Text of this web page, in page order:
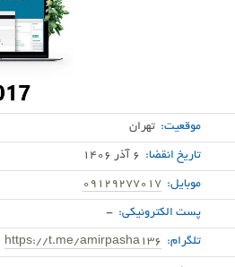
موقعیت: تهران
تاریخ انقضا: 6 آذر 1406
موبایل: 09129277017
پست الکترونیکی: -
تلگرام: https://t.me/amirpasha136